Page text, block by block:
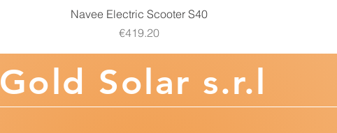
Quick View
Navee Electric Scooter S40
Price
€419.20
Gold Solar s.r.l